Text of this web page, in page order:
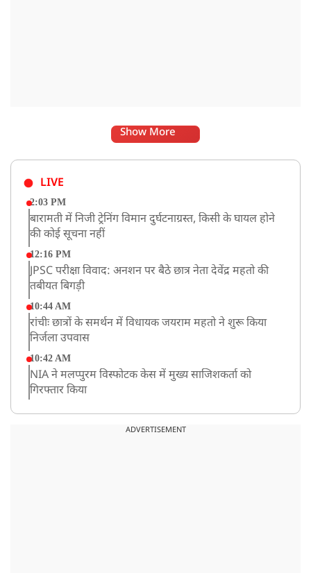
Show More
LIVE
2:03 PM
बारामती में निजी ट्रेनिंग विमान दुर्घटनाग्रस्त, किसी के घायल होने
की कोई सूचना नहीं
12:16 PM
JPSC परीक्षा विवाद: अनशन पर बैठे छात्र नेता देवेंद्र महतो की
तबीयत बिगड़ी
10:44 AM
रांचीः छात्रों के समर्थन में विधायक जयराम महतो ने शुरू किया
निर्जला उपवास
10:42 AM
NIA ने मलप्पुरम विस्फोटक केस में मुख्य साजिशकर्ता को
गिरफ्तार किया
PM मोदी को आया अमेरिकी उपराष्ट्रपति जेडी वेंस का फोन,
ADVERTISEMENT